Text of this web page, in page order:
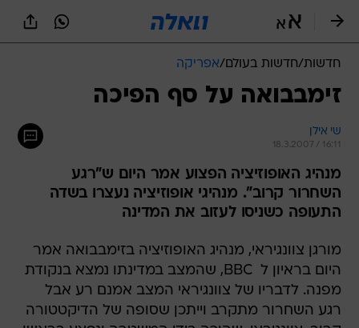
חדשות/חדשות בעולם /אפריקה
זימבבואה על סף הפיכה
שי אילן
18.3.2007 / 16:11
מנהיג האופוזיציה הפצוע אמר היום ש"רגע
השחרור קרוב". מנהיגי אופוזיציה נעצרו בשדה
התעופה כשניסו לעזוב את המדינה
מורגן צוונגיראי, מנהיג האופוזיציה בזימבבואה אמר
היום בראיון ל  BBC, שהמצב במדינתו נמצא בנקודת
מפנה. לדבריו של צוונגיראי המצב אמנם רע אבל
רגע השחרור מתקרב וייתכן שסופה של הדיקטטורה